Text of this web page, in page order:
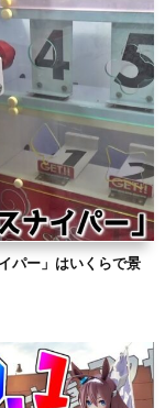
パー」はいくらで景